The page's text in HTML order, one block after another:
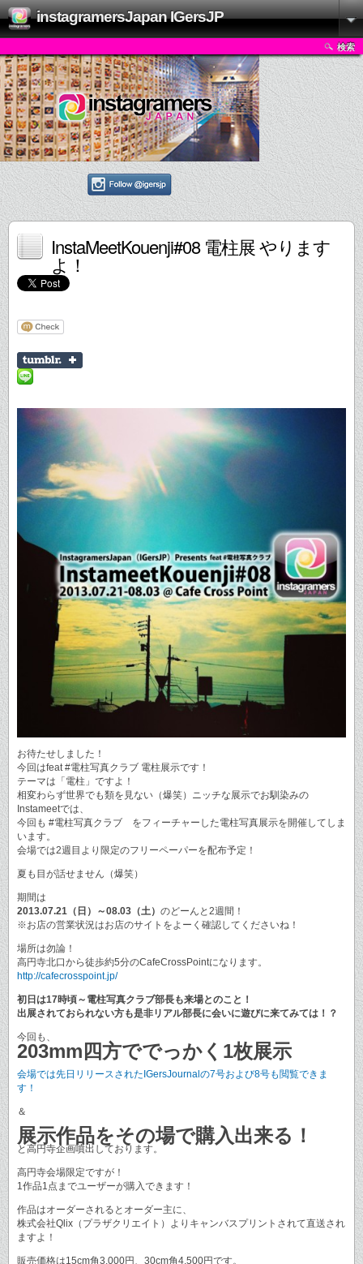
instagramersJapan IGersJP
検索
InstaMeetKouenji#08 電柱展 やります
よ！
お待たせしました！
今回はfeat #電柱写真クラブ 電柱展示です！
テーマは「電柱」ですよ！
相変わらず世界でも類を見ない（爆笑）ニッチな展示でお馴染みの
Instameetでは、
今回も #電柱写真クラブ をフィーチャーした電柱写真展示を開催してしま
います。
会場では2週目より限定のフリーペーパーを配布予定！
夏も目が話せません（爆笑）
期間は
2013.07.21（日）～08.03（土） のどーんと2週間！
※お店の営業状況はお店のサイトをよーく確認してくださいね！
場所は勿論！
高円寺北口から徒歩約5分のCafeCrossPointになります。
http://cafecrosspoint.jp/
初日は17時頃～電柱写真クラブ部長も来場とのこと！
出展されておられない方も是非リアル部長に会いに遊びに来てみては！？
今回も、
203mm四方ででっかく1枚展示
会場では先日リリースされたIGersJournalの7号および8号も閲覧できま
す！
＆
展示作品をその場で購入出来る！
と高円寺企画噴出しております。
高円寺会場限定ですが！
1作品1点までユーザーが購入できます！
作品はオーダーされるとオーダー主に、
株式会社Qlix（プラザクリエイト）よりキャンバスプリントされて直送され
ますよ！
販売価格は15cm角3,000円、30cm角4,500円です。